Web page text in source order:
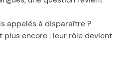
appelés à disparaître ?
plus encore : leur rôle devient